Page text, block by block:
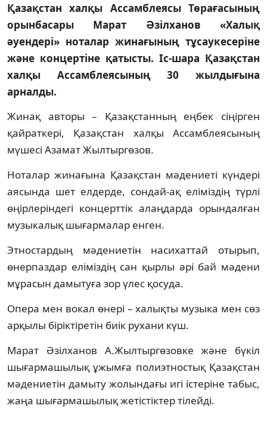
Қазақстан халқы Ассамблеясы Төрағасының
орынбасары Марат Әзілханов «Халық
әуендері» ноталар жинағының тұсаукесеріне
және концертіне қатысты. Іс-шара Қазақстан
халқы Ассамблеясының 30 жылдығына
арналды.
Жинақ авторы – Қазақстанның еңбек сіңірген
қайраткері, Қазақстан халқы Ассамблеясының
мүшесі Азамат Жылтыргөзов.
Ноталар жинағына Қазақстан мәдениеті күндері
аясында шет елдерде, сондай-ақ еліміздің түрлі
өңірлеріндегі концерттік алаңдарда орындалған
музыкалық шығармалар енген.
Этностардың мәдениетін насихаттай отырып,
өнерпаздар еліміздің сан қырлы әрі бай мәдени
мұрасын дамытуға зор үлес қосуда.
Опера мен вокал өнері – халықты музыка мен сөз
арқылы біріктіретін биік рухани күш.
Марат Әзілханов А.Жылтыргөзовке және бүкіл
шығармашылық ұжымға полиэтностық Қазақстан
мәдениетін дамыту жолындағы игі істеріне табыс,
жаңа шығармашылық жетістіктер тілейді.